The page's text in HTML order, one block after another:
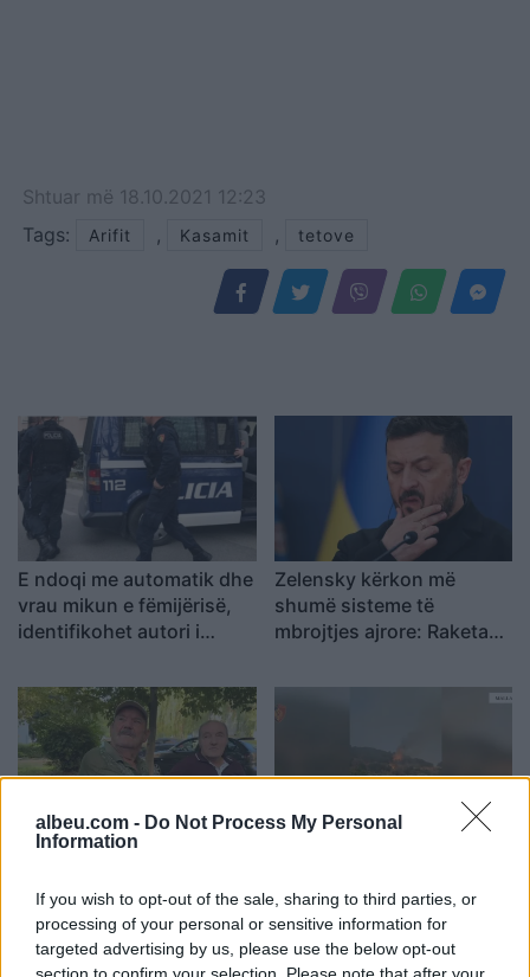
albeu.com - Do Not Process My Personal
Information
If you wish to opt-out of the sale, sharing to third parties, or
processing of your personal or sensitive information for
targeted advertising by us, please use the below opt-out
section to confirm your selection. Please note that after your
Shtuar më 18.10.2021 12:23
Tags:
Arifit , Kasamit , tetove
E ndoqi me automatik dhe
vrau mikun e fëmijërisë,
identifikohet autori i
kërkim
Zelensky kërkon më
shumë sisteme të
mbrojtjes ajrore: Raketa
njerëz
Vrasja e 20-vjeçarit në
një zhurmë dhe dolëm të
shihnim çfarë kishte
ndodhur
disa familje në Koilac,
flakët afrohen pranë
banesave